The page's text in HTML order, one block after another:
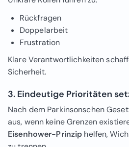
Rückfragen
Doppelarbeit
Frustration
Klare Verantwortlichkeiten
Sicherheit.
3. Eindeutige Prioritäten
Nach dem Parkinsonschen
aus, wenn keine Grenzen
Eisenhower-Prinzip helfen,